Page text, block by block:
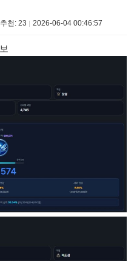
추천: 23 2026-06-04 00:46:57